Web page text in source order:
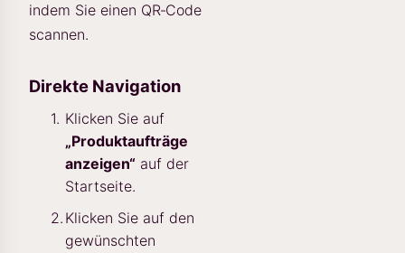
indem Sie einen QR‑Code
scannen.
Direkte Navigation
Klicken Sie auf
„Produktaufträge
anzeigen“ auf der
Startseite.
Klicken Sie auf den
gewünschten